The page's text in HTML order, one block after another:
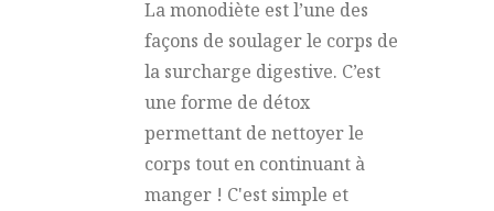
La monodiète est l’une des
façons de soulager le corps de
la surcharge digestive. C’est
une forme de détox
permettant de nettoyer le
corps tout en continuant à
manger ! C'est simple et